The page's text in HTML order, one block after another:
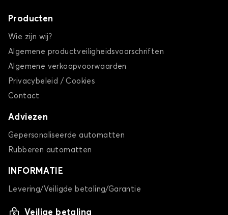
Producten
Wie zijn wij?
Algemene productveiligheidsvoorschriften
Algemene verkoopvoorwaarden
Privacybeleid / Cookies
Contact
Adviezen
Gepersonaliseerde automatten
Rubberen automatten
INFORMATIE
Levering/Veiligde betaling/Garantie
Veilige betaling